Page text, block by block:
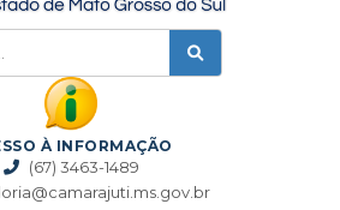
À INFORMAÇÃO
(67) 3463-1489